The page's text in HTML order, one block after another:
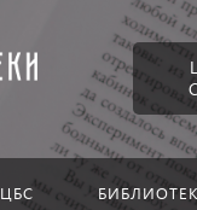
ЦБС